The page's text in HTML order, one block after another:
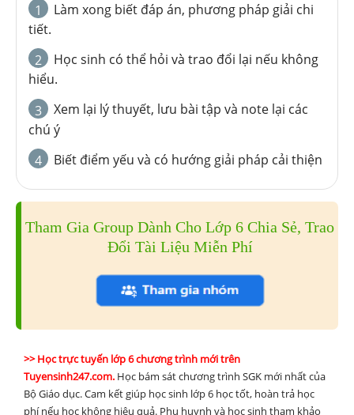
1
Làm xong biết đáp án, phương pháp giải chi
tiết.
2
Học sinh có thể hỏi và trao đổi lại nếu không
hiểu.
3
Xem lại lý thuyết, lưu bài tập và note lại các
chú ý
4
Biết điểm yếu và có hướng giải pháp cải thiện
Tham Gia Group Dành Cho Lớp 6 Chia Sẻ, Trao
Đổi Tài Liệu Miễn Phí
>> Học trực tuyến lớp 6 chương trình mới trên
Tuyensinh247.com. Học bám sát chương trình SGK mới nhất của
Bộ Giáo dục. Cam kết giúp học sinh lớp 6 học tốt, hoàn trả học
phí nếu học không hiệu quả. Phụ huynh và học sinh tham khảo